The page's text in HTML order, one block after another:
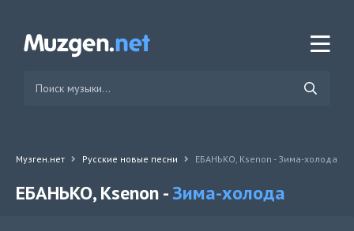
Музген.нет Русские новые песни ЕБАНЬКО, Ksenon - Зима-холода
ЕБАНЬКО, Ksenon -Зима-холода